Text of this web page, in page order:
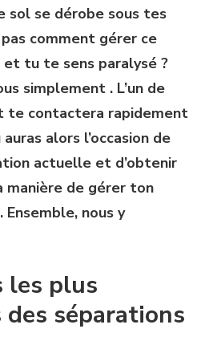
sol se dérobe sous tes
comment gérer ce
tu te sens paralysé ?
simplement . L’un de
te contactera rapidement
alors l’occasion de
actuelle et d’obtenir
manière de gérer ton
nous y
les plus
séparations